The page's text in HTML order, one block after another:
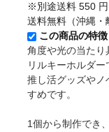
※別途送料 550
送料無料（沖縄・
この商品の特徴
角度や光の当たり
リルキーホルダー
推し活グッズやノ
すめです。
1個から制作でき